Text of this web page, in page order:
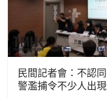
民間記者會：不認
警濫捕令不少人出